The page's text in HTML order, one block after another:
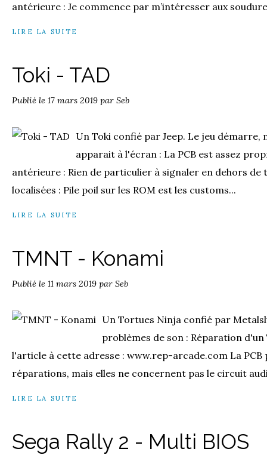
antérieure : Je commence par m’intéresser aux
LIRE LA SUITE
Toki - TAD
Publié le 17 mars 2019 par Seb
Un Toki confié par Jeep. Le jeu démarre,
apparait à l'écran : La PCB est assez
antérieure : Rien de particulier à signaler en dehors
localisées : Pile poil sur les ROM est les customs...
LIRE LA SUITE
TMNT - Konami
Publié le 11 mars 2019 par Seb
Un Tortues Ninja confié par
problèmes de son : Réparation
l'article à cette adresse : www.rep-arcade.com La PCB
réparations, mais elles ne concernent pas le circuit
LIRE LA SUITE
Sega Rally 2 - Multi BIOS